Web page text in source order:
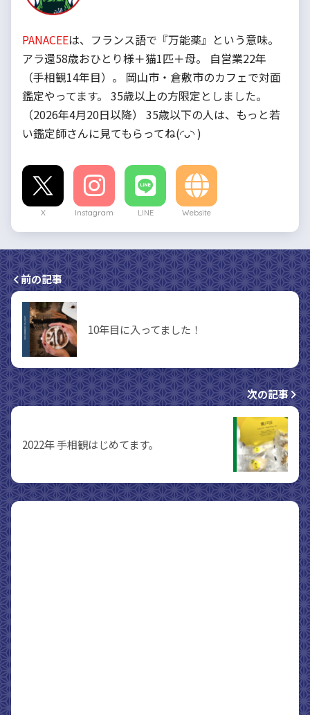
PANACEEは、フランス語で『万能薬』という意味。
アラ還58歳おひとり様＋猫1匹＋母。 自営業22年
（手相観14年目）。 岡山市・倉敷市のカフェで対面
鑑定やってます。 35歳以上の方限定としました。
（2026年4月20日以降） 35歳以下の人は、もっと若
い鑑定師さんに見てもらってね(◜ᴗ◝ )
X Instagram LINE Website
前の記事
10年目に入ってました！
次の記事
2022年 手相観はじめてます。